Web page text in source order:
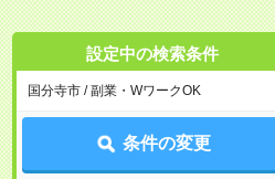
設定中の検索条件
国分寺市 / 副業・WワークOK
条件の変更